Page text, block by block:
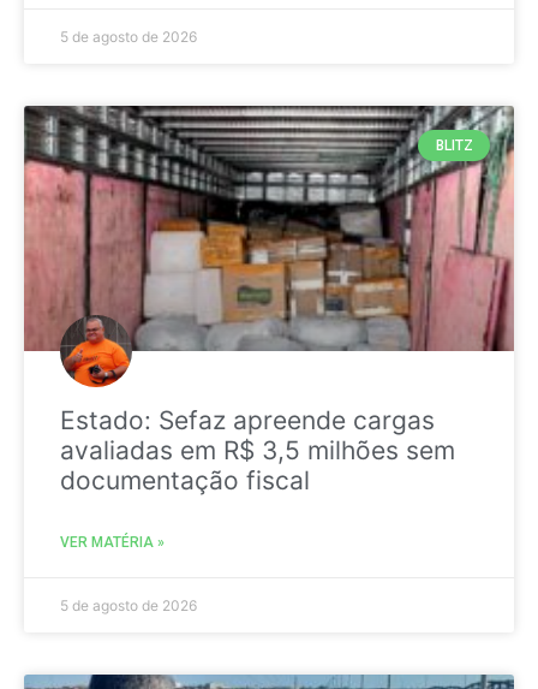
5 de agosto de 2026
BLITZ
Estado: Sefaz apreende cargas
avaliadas em R$ 3,5 milhões sem
documentação fiscal
VER MATÉRIA »
5 de agosto de 2026